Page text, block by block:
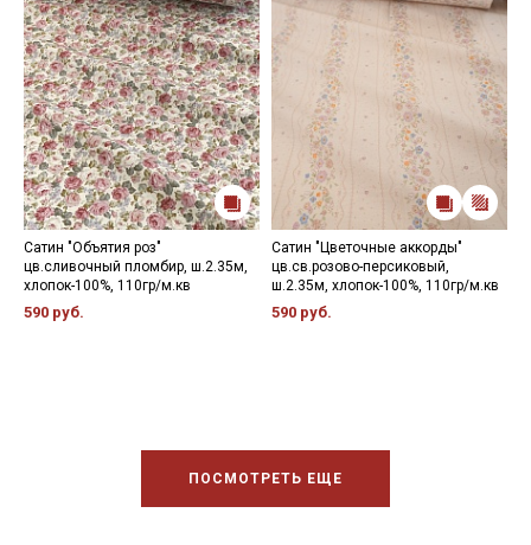
Сатин "Объятия роз"
цв.сливочный пломбир, ш.2.35м,
хлопок-100%, 110гр/м.кв
590 руб.
Сатин "Цветочные аккорды"
цв.св.розово-персиковый,
ш.2.35м, хлопок-100%, 110гр/м.кв
590 руб.
ПОСМОТРЕТЬ ЕЩЕ